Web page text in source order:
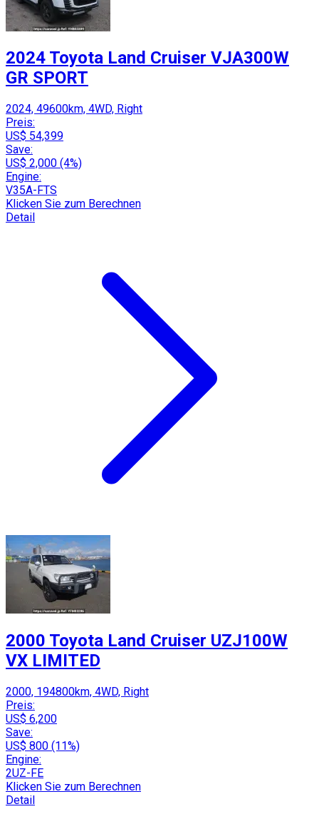
2024 Toyota Land Cruiser VJA300W
GR SPORT
2024, 49600km, 4WD, Right
Preis:
US$ 54,399
Save:
US$ 2,000 (4%)
Engine:
V35A-FTS
Klicken Sie zum Berechnen
Detail
2000 Toyota Land Cruiser UZJ100W
VX LIMITED
2000, 194800km, 4WD, Right
Preis:
US$ 6,200
Save:
US$ 800 (11%)
Engine:
2UZ-FE
Klicken Sie zum Berechnen
Detail